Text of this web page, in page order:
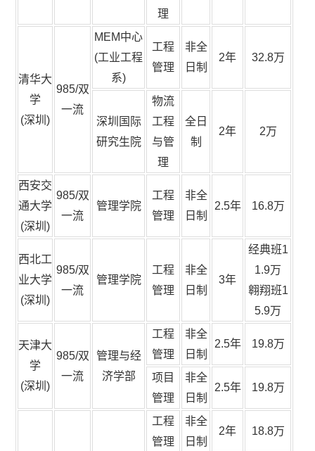
理
清华大
学
(深圳)
985/双
一流
MEM中心
(工业工程
系)
工程
管理
非全
日制
2年 32.8万
深圳国际
研究生院
物流
工程
与管
理
全日
制
2年 2万
西安交
通大学
(深圳)
985/双
一流
管理学院
工程
管理
非全
日制
2.5年 16.8万
西北工
业大学
(深圳)
985/双
一流
管理学院
工程
管理
非全
日制
3年
经典班1
1.9万
翱翔班1
5.9万
天津大
学
(深圳)
985/双
一流
管理与经
济学部
工程
管理
非全
日制
2.5年 19.8万
项目
管理
非全
日制
2.5年 19.8万
工程
管理
非全
日制
2年 18.8万